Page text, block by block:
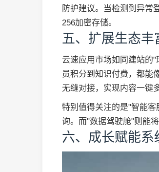
防护建议。当检测到异常
256加密存储。
五、扩展生态丰
云速应用市场如同建站的
员积分到知识付费，都能
无缝对接，实现内容一键
特别值得关注的是"智能
询。而"数据驾驶舱"则能
六、成长赋能系